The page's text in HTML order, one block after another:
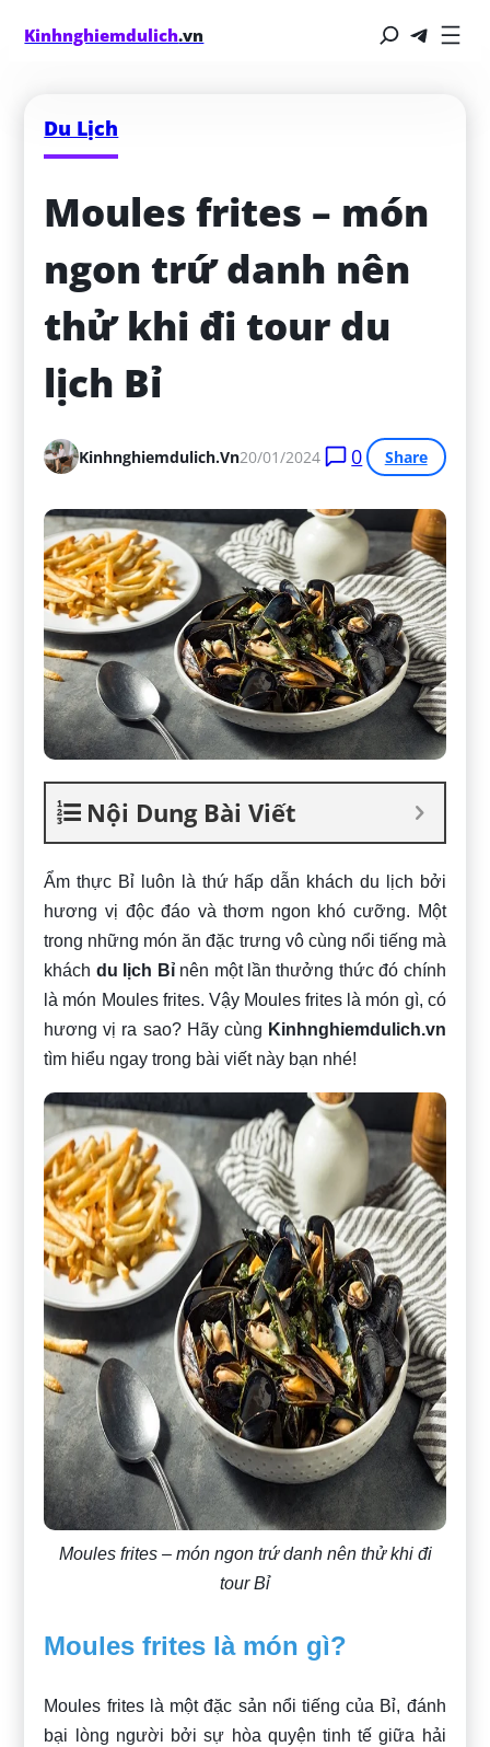
Kinhnghiemdulich.vn
Du Lịch
Moules frites – món
ngon trứ danh nên
thử khi đi tour du
lịch Bỉ
Kinhnghiemdulich.vn20/01/2024 0 Share
Nội Dung Bài Viết
Ẩm thực Bỉ luôn là thứ hấp dẫn khách du lịch bởi
hương vị độc đáo và thơm ngon khó cưỡng. Một
trong những món ăn đặc trưng vô cùng nổi tiếng mà
khách du lịch Bỉnên một lần thưởng thức đó chính
là món Moules frites. Vậy Moules frites là món gì, có
hương vị ra sao? Hãy cùng Kinhnghiemdulich.vn
tìm hiểu ngay trong bài viết này bạn nhé!
Moules frites – món ngon trứ danh nên thử khi đi
tour Bỉ
Moules frites là món gì?
Moules frites là một đặc sản nổi tiếng của Bỉ, đánh
bại lòng người bởi sự hòa quyện tinh tế giữa hải